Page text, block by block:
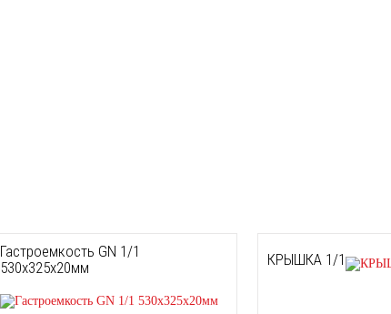
Гастроемкость GN 1/1
530x325x20мм
КРЫШКА 1/1